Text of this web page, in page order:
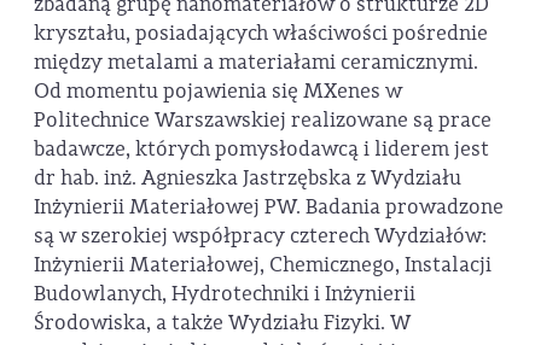
kryształu, posiadających właściwości pośrednie
między metalami a materiałami ceramicznymi.
Od momentu pojawienia się MXenes w
Politechnice Warszawskiej realizowane są prace
badawcze, których pomysłodawcą i liderem jest
dr hab. inż. Agnieszka Jastrzębska z Wydziału
Inżynierii Materiałowej PW. Badania prowadzone
są w szerokiej współpracy czterech Wydziałów:
Inżynierii Materiałowej, Chemicznego, Instalacji
Budowlanych, Hydrotechniki i Inżynierii
Środowiska, a także Wydziału Fizyki. W